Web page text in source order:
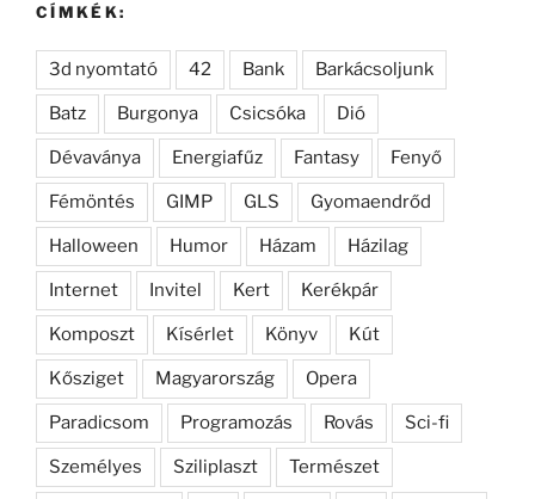
CÍMKÉK:
3d nyomtató 42 Bank Barkácsoljunk
Batz Burgonya Csicsóka Dió
Dévaványa Energiafűz Fantasy Fenyő
Fémöntés GIMP GLS Gyomaendrőd
Halloween Humor Házam Házilag
Internet Invitel Kert Kerékpár
Komposzt Kísérlet Könyv Kút
Kősziget Magyarország Opera
Paradicsom Programozás Rovás Sci-fi
Személyes Sziliplaszt Természet